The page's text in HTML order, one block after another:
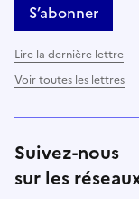
S’abonner
Lire la dernière lettre
Voir toutes les lettres
Suivez-nous
sur les